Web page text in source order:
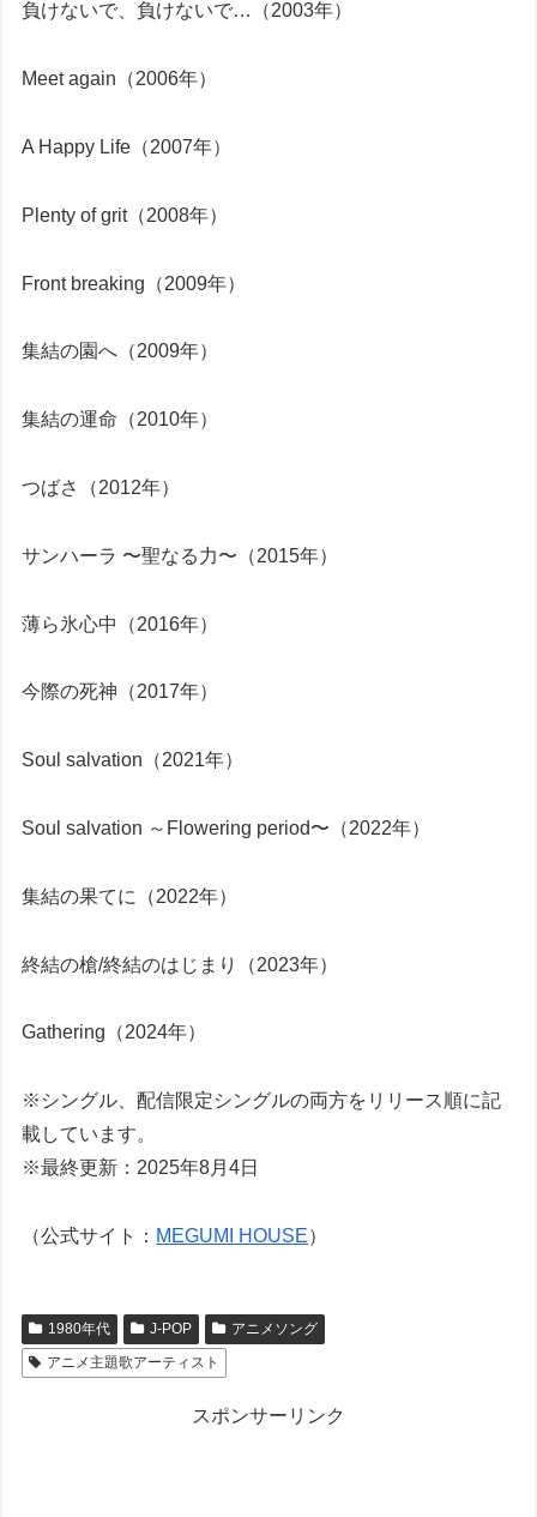
負けないで、負けないで…（2003年）
Meet again（2006年）
A Happy Life（2007年）
Plenty of grit（2008年）
Front breaking（2009年）
集結の園へ（2009年）
集結の運命（2010年）
つばさ（2012年）
サンハーラ 〜聖なる力〜（2015年）
薄ら氷心中（2016年）
今際の死神（2017年）
Soul salvation（2021年）
Soul salvation ～Flowering period〜（2022年）
集結の果てに（2022年）
終結の槍/終結のはじまり（2023年）
Gathering（2024年）
※シングル、配信限定シングルの両方をリリース順に記
載しています。
※最終更新：2025年8月4日
（公式サイト： MEGUMI HOUSE）
1980年代 J-POP
アニメソング
アニメ主題歌アーティスト
スポンサーリンク